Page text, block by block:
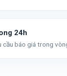
24h
cầu báo giá trong